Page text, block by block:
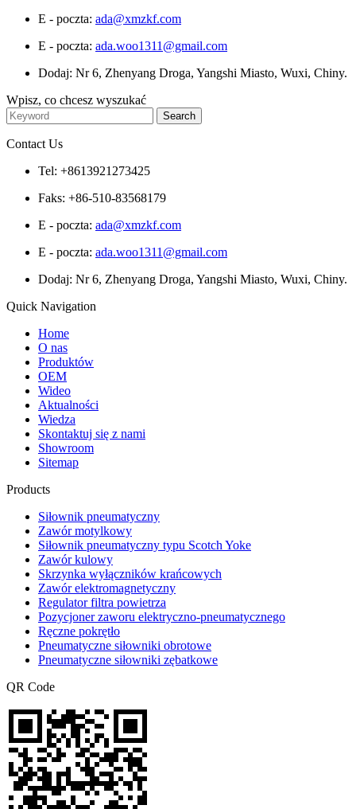
E - poczta: ada@xmzkf.com
E - poczta: ada.woo1311@gmail.com
Dodaj: Nr 6, Zhenyang Droga, Yangshi Miasto, Wuxi, Chiny.
Wpisz, co chcesz wyszukać
Contact Us
Tel: +8613921273425
Faks: +86-510-83568179
E - poczta: ada@xmzkf.com
E - poczta: ada.woo1311@gmail.com
Dodaj: Nr 6, Zhenyang Droga, Yangshi Miasto, Wuxi, Chiny.
Quick Navigation
Home
O nas
Produktów
OEM
Wideo
Aktualności
Wiedza
Skontaktuj się z nami
Showroom
Sitemap
Products
Siłownik pneumatyczny
Zawór motylkowy
Siłownik pneumatyczny typu Scotch Yoke
Zawór kulowy
Skrzynka wyłączników krańcowych
Zawór elektromagnetyczny
Regulator filtra powietrza
Pozycjoner zaworu elektryczno-pneumatycznego
Ręczne pokrętło
Pneumatyczne siłowniki obrotowe
Pneumatyczne siłowniki zębatkowe
QR Code